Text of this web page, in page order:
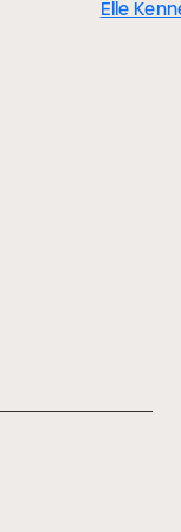
Elle